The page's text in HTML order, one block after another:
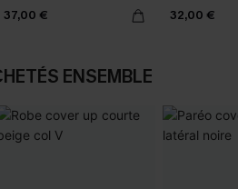
37,00 € 32,00 €
ENSEMBLE